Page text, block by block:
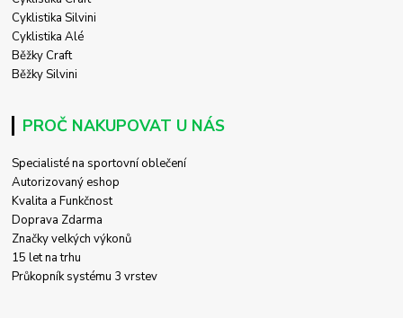
Cyklistika Silvini
Cyklistika Alé
Běžky Craft
Běžky Silvini
PROČ NAKUPOVAT U NÁS
Specialisté na sportovní oblečení
Autorizovaný eshop
Kvalita a Funkčnost
Doprava Zdarma
Značky velkých výkonů
15 let na trhu
Průkopník systému 3 vrstev